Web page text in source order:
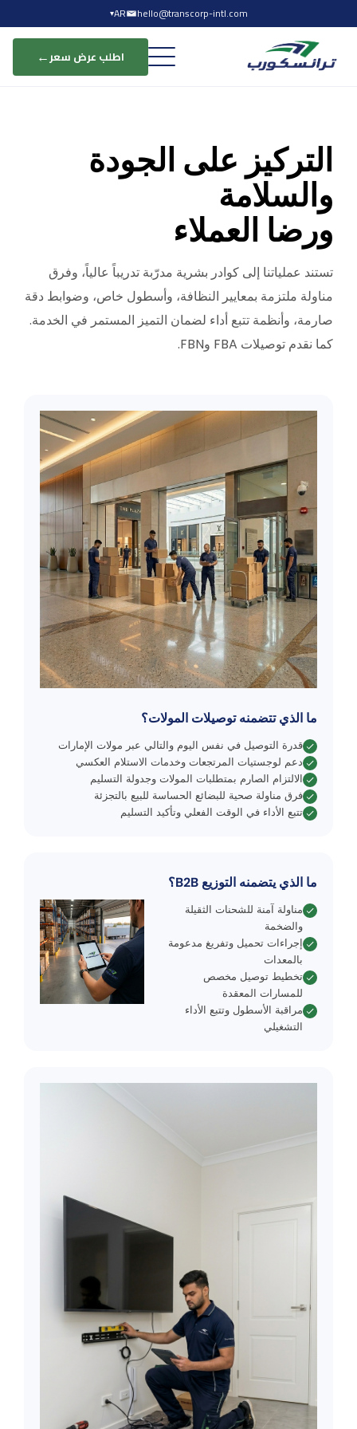
AR
▾ hello@transcorp-intl.com
اطلب عرض سعر←
اللوجستيات الثقيلة
وقد بُني خصيصاً لإدارة عمليات اللوجستيات المعقدة وعالية الحجم والمرتبطة
بالتركيب والتجهيز.
التركيز على الجودة
والسلامة
ورضا العملاء
تستند عملياتنا إلى كوادر بشرية مدرّبة تدريباً عالياً، وفرق
مناولة ملتزمة بمعايير النظافة، وأسطول خاص، وضوابط دقة
صارمة، وأنظمة تتبع أداء لضمان التميز المستمر في الخدمة.
كما نقدم توصيلات FBA وFBN.
ما الذي تتضمنه توصيلات المولات؟
قدرة التوصيل في نفس اليوم والتالي عبر مولات الإمارات
دعم لوجستيات المرتجعات وخدمات الاستلام العكسي
الالتزام الصارم بمتطلبات المولات وجدولة التسليم
فرق مناولة صحية للبضائع الحساسة للبيع بالتجزئة
تتبع الأداء في الوقت الفعلي وتأكيد التسليم
ما الذي يتضمنه التوزيع B2B؟
مناولة آمنة للشحنات الثقيلة
والضخمة
إجراءات تحميل وتفريغ مدعومة
بالمعدات
تخطيط توصيل مخصص
للمسارات المعقدة
مراقبة الأسطول وتتبع الأداء
التشغيلي